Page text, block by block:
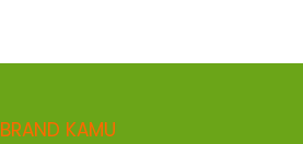
BRAND KAMU